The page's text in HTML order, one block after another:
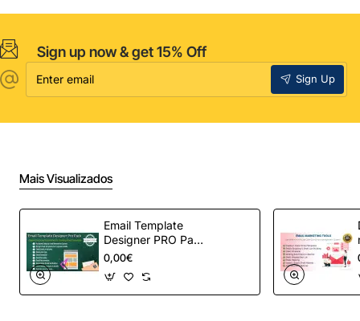
Sign up now & get 15% Off
Enter
email
Sign Up
Mais Visualizados
Email Template
Designer PRO Pack
– Automação de e-
mail definitiva para
OpenCart
0,00€